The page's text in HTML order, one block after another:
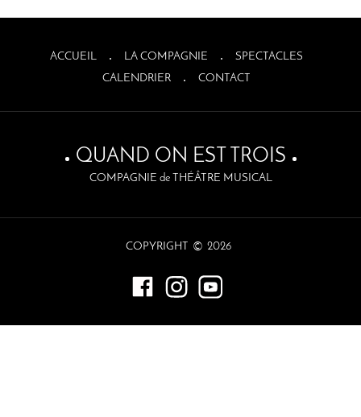
ACCUEIL LA COMPAGNIE
SPECTACLES
CALENDRIER
CONTACT
QUAND ON EST TROIS
COMPAGNIE de THÉÂTRE MUSICAL
COPYRIGHT © 2026